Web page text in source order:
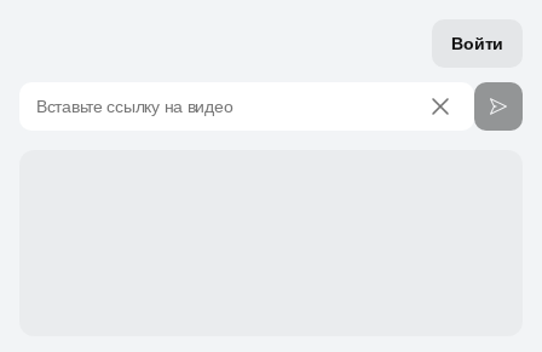
Войти
Вставьте ссылку на видео